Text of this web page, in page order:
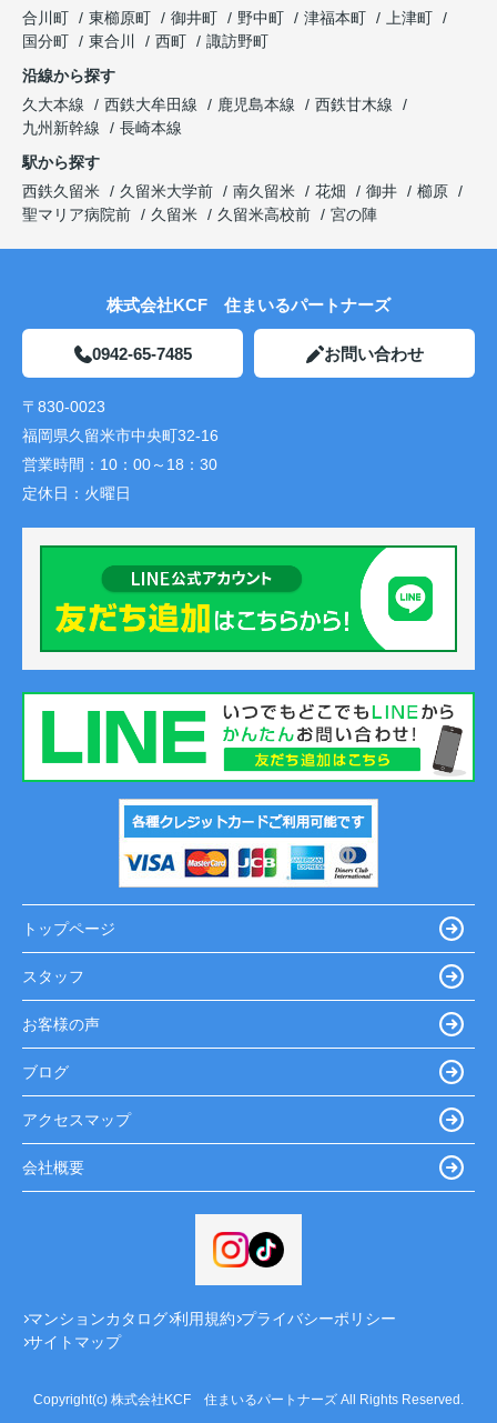
合川町
東櫛原町 御井町 野中町 津福本町
上津町
国分町
東合川 西町
諏訪野町
沿線から探す
久大本線
西鉄大牟田線 鹿児島本線
西鉄甘木線
九州新幹線
長崎本線
駅から探す
西鉄久留米
久留米大学前 南久留米 花畑 御井
櫛原
聖マリア病院前
久留米 久留米高校前 宮の陣
株式会社KCF 住まいるパートナーズ
0942-65-7485 お問い合わせ
〒830-0023
福岡県久留米市中央町32-16
営業時間： 10：00～18：30
定休日： 火曜日
トップページ
スタッフ
お客様の声
ブログ
アクセスマップ
会社概要
マンションカタログ 利用規約 プライバシーポリシー
サイトマップ
Copyright(c) 株式会社KCF 住まいるパートナーズ All Rights Reserved.